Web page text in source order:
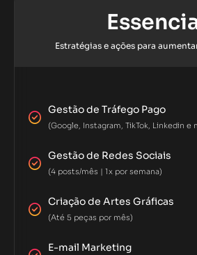
Estratégias e ações para
Gestão de Tráfego Pago
(Google, Instagram, TikTok, Linkedin e
Gestão de Redes Sociais
(4 posts/mês | 1x por semana)
Criação de Artes Gráficas
(Até 5 peças por mês)
E-mail Marketing